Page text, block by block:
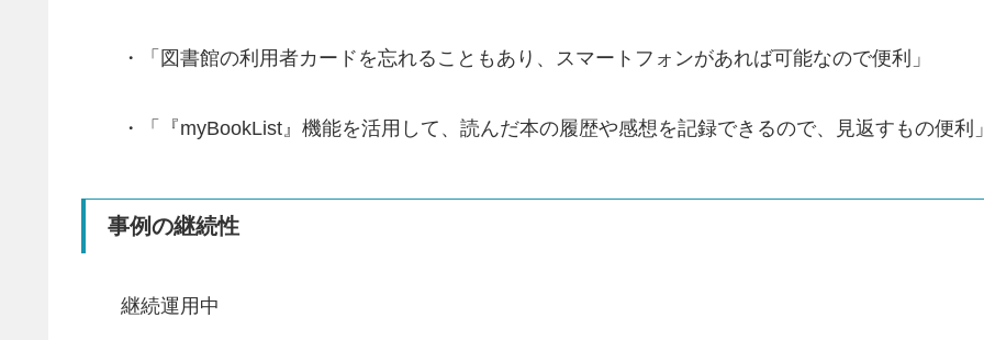
・「図書館の利用者カードを忘れることもあり、スマートフォンがあれば可能なので便利」
・「『myBookList』機能を活用して、読んだ本の履歴や感想を記録できるので、見返すもの便利
事例の継続性
継続運用中